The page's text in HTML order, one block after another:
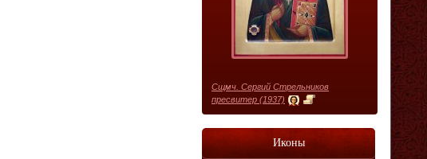
Сщмч. Сергий Стрельников
пресвитер (1937)
Иконы